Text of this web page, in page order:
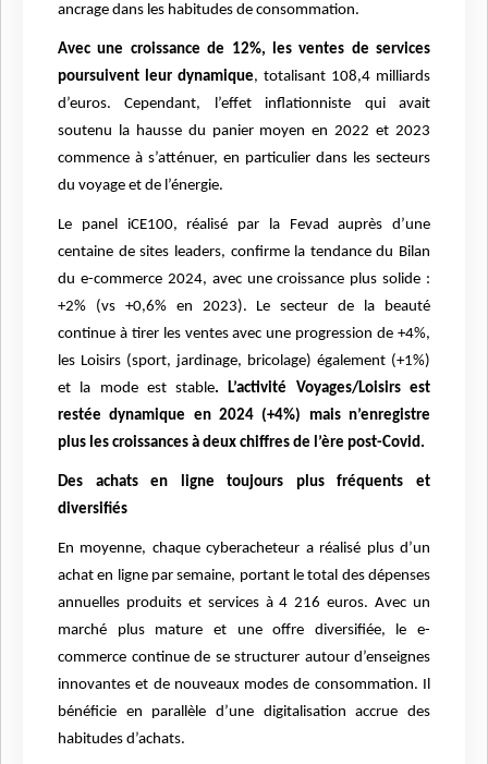
ancrage dans les habitudes de consommation.
Avec une croissance de 12%, les ventes de services
poursuivent leur dynamique, totalisant 108,4 milliards
d’euros. Cependant, l’effet inflationniste qui avait
soutenu la hausse du panier moyen en 2022 et 2023
commence à s’atténuer, en particulier dans les secteurs
du voyage et de l’énergie.
Le panel iCE100, réalisé par la Fevad auprès d’une
centaine de sites leaders, confirme la tendance du Bilan
du e-commerce 2024, avec une croissance plus solide :
+2% (vs +0,6% en 2023). Le secteur de la beauté
continue à tirer les ventes avec une progression de +4%,
les Loisirs (sport, jardinage, bricolage) également (+1%)
et la mode est stable. L’activité Voyages/Loisirs est
restée dynamique en 2024 (+4%) mais n’enregistre
plus les croissances à deux chiffres de l’ère post-Covid.
Des achats en ligne toujours plus fréquents et
diversifiés
En moyenne, chaque cyberacheteur a réalisé plus d’un
achat en ligne par semaine, portant le total des dépenses
annuelles produits et services à 4 216 euros. Avec un
marché plus mature et une offre diversifiée, le e-
commerce continue de se structurer autour d’enseignes
innovantes et de nouveaux modes de consommation. Il
bénéficie en parallèle d’une digitalisation accrue des
habitudes d’achats.